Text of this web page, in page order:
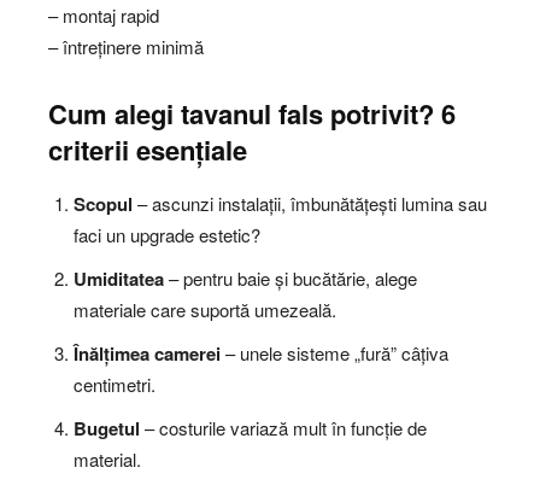
– montaj rapid
– întreținere minimă
Cum alegi tavanul fals potrivit? 6
criterii esențiale
Scopul – ascunzi instalații, îmbunătățești lumina sau
faci un upgrade estetic?
Umiditatea– pentru baie și bucătărie, alege
materiale care suportă umezeală.
Înălțimea camerei– unele sisteme „fură” câțiva
centimetri.
Bugetul – costurile variază mult în funcție de
material.